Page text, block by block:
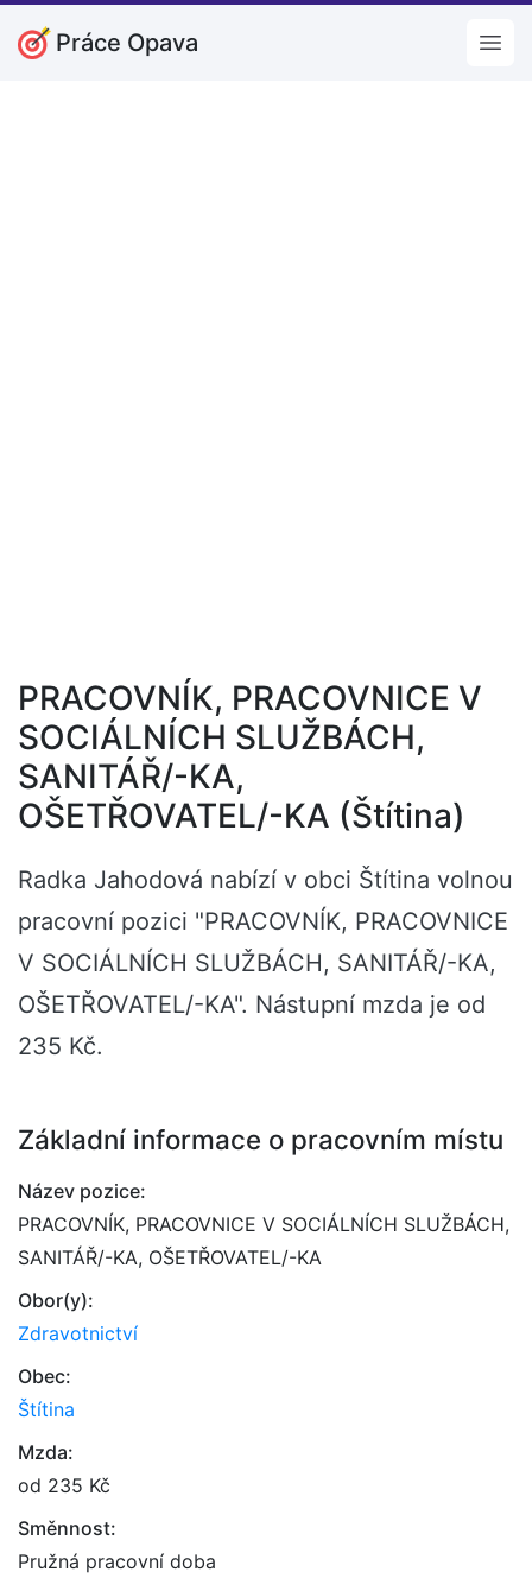
Práce Opava
PRACOVNÍK, PRACOVNICE V
SOCIÁLNÍCH SLUŽBÁCH,
SANITÁŘ/-KA,
OŠETŘOVATEL/-KA (Štítina)
Radka Jahodová nabízí v obci Štítina volnou
pracovní pozici "PRACOVNÍK, PRACOVNICE
V SOCIÁLNÍCH SLUŽBÁCH, SANITÁŘ/-KA,
OŠETŘOVATEL/-KA". Nástupní mzda je od
235 Kč.
Základní informace o pracovním místu
Název pozice:
PRACOVNÍK, PRACOVNICE V SOCIÁLNÍCH SLUŽBÁCH,
SANITÁŘ/-KA, OŠETŘOVATEL/-KA
Obor(y):
Zdravotnictví
Obec:
Štítina
Mzda:
od 235 Kč
Směnnost:
Pružná pracovní doba